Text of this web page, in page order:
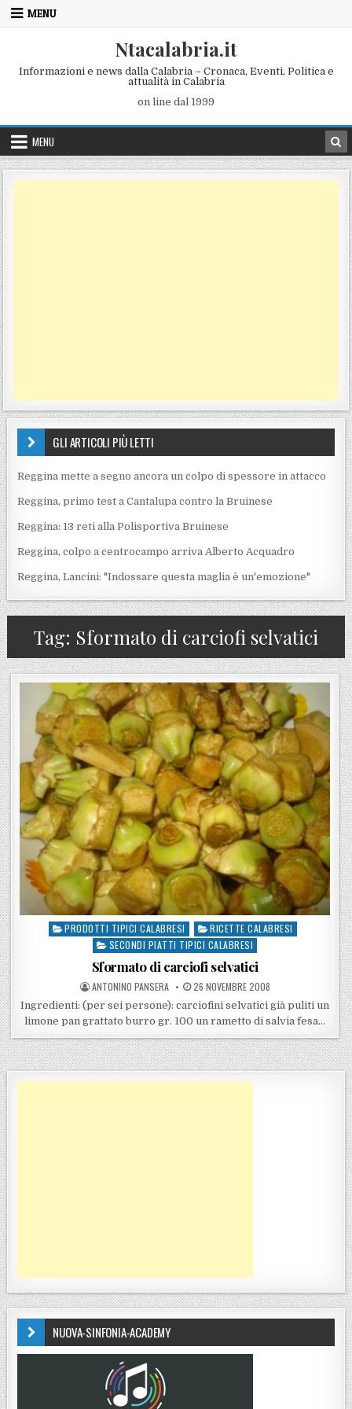
Skip to content
MENU
Ntacalabria.it
Informazioni e news dalla Calabria – Cronaca, Eventi, Politica e
attualità in Calabria
on line dal 1999
MENU
GLI ARTICOLI PIÙ LETTI
Reggina mette a segno ancora un colpo di spessore in attacco
Reggina, primo test a Cantalupa contro la Bruinese
Reggina: 13 reti alla Polisportiva Bruinese
Reggina, colpo a centrocampo arriva Alberto Acquadro
Reggina, Lancini: "Indossare questa maglia è un'emozione"
Tag: Sformato di carciofi selvatici
Posted in
PRODOTTI TIPICI CALABRESI
RICETTE CALABRESI
SECONDI PIATTI TIPICI CALABRESI
Sformato di carciofi selvatici
POSTED BY
ANTONINO PANSERA POSTED ON
26 NOVEMBRE 2008
Ingredienti: (per sei persone): carciofini selvatici già puliti un
limone pan grattato burro gr. 100 un rametto di salvia fesa…
NUOVA-SINFONIA-ACADEMY